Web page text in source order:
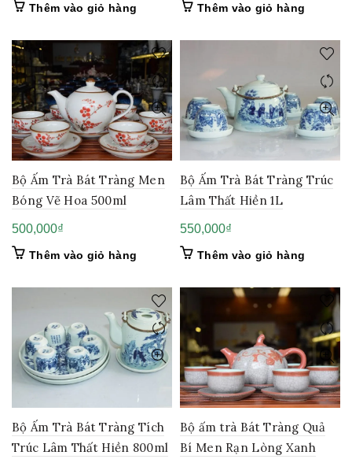
Thêm vào giỏ hàng Thêm vào giỏ hàng
Bộ Ấm Trà Bát Tràng Men
Bóng Vẽ Hoa 500ml
500,000₫
Thêm vào giỏ hàng
Bộ Ấm Trà Bát Tràng Trúc
Lâm Thất Hiền 1L
550,000₫
Thêm vào giỏ hàng
Bộ Ấm Trà Bát Tràng Tích
Trúc Lâm Thất Hiền 800ml
Bộ ấm trà Bát Tràng Quả
Bí Men Rạn Lòng Xanh